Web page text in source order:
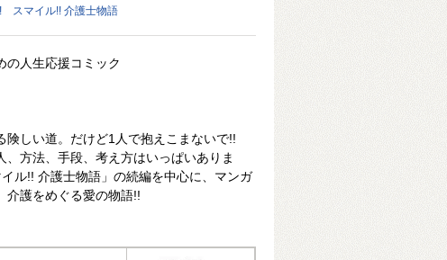
スマイル!! 介護士物語
の人生応援コミック
険しい道。だけど1人で抱えこまないで!!
、方法、手段、考え方はいっぱいありま
ル!! 介護士物語」の続編を中心に、マンガ
介護をめぐる愛の物語!!